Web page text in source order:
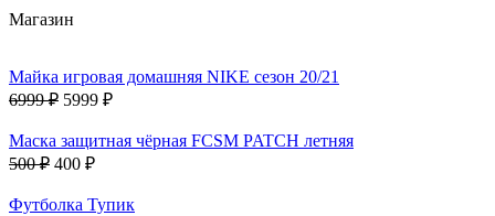
Магазин
Майка игровая домашняя NIKE сезон 20/21
6999 ₽ 5999 ₽
Маска защитная чёрная FCSM PATCH летняя
500 ₽ 400 ₽
Футболка Тупик